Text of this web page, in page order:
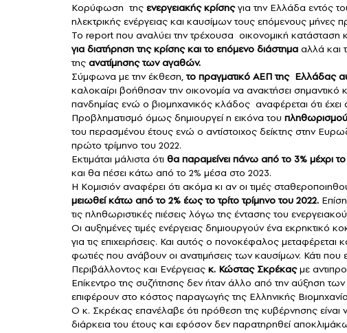
Κορύφωση της ενεργειακής κρίσηςγια την Ελλάδα εντός
ηλεκτρικής ενέργειας και καυσίμων τους επόμενους μήνες
Το report που αναλύει την τρέχουσα οικονομική κατάσταση
για διατήρηση της κρίσης και το επόμενο διάστημα αλλά και
της ανατίμησης των αγαθών.
Σύμφωνα με την έκθεση,το πραγματικό ΑΕΠτης Ελλάδας
καλοκαίρι βοήθησαν την οικονομία να ανακτήσει
πανδημίας ενώ ο βιομηχανικός κλάδος αναφέρεται ότι έχει
Προβληματισμό όμως δημιουργεί η εικόνα του πληθωρισμού
του περασμένου έτους ενώ ο αντίστοιχος δείκτης στην
πρώτο τρίμηνο του 2022.
Εκτιμάται μάλιστα ότι θα παραμείνει πάνω από το 3% μέχρι το
και θα πέσει κάτω από το 2% μέσα στο 2023.
Η Κομισιόν αναφέρει ότι ακόμα κι αν οι τιμές
μειωθεί κάτω από το 2% έως το τρίτο τρίμηνο του 2022.
τις πληθωριστικές πιέσεις λόγω της έντασης του
Οι αυξημένες τιμές ενέργειας δημιουργούν ένα εκρηκτικό
για τις επιχειρήσεις. Και αυτός ο πονοκέφαλος
φωτιές που ανάβουν οι ανατιμήσεις των καυσίμων. Κάτι
Περιβάλλοντος και Ενέργειας κ. Κώστας Σκρέκαςμε
Επίκεντρο της συζήτησης δεν ήταν άλλο από την αύξηση
επιφέρουν στο κόστος παραγωγής της Ελληνικής
Ο κ. Σκρέκας επανέλαβε ότι πρόθεση της κυβέρνησης είναι
διάρκεια του έτους και εφόσον δεν παρατηρηθεί